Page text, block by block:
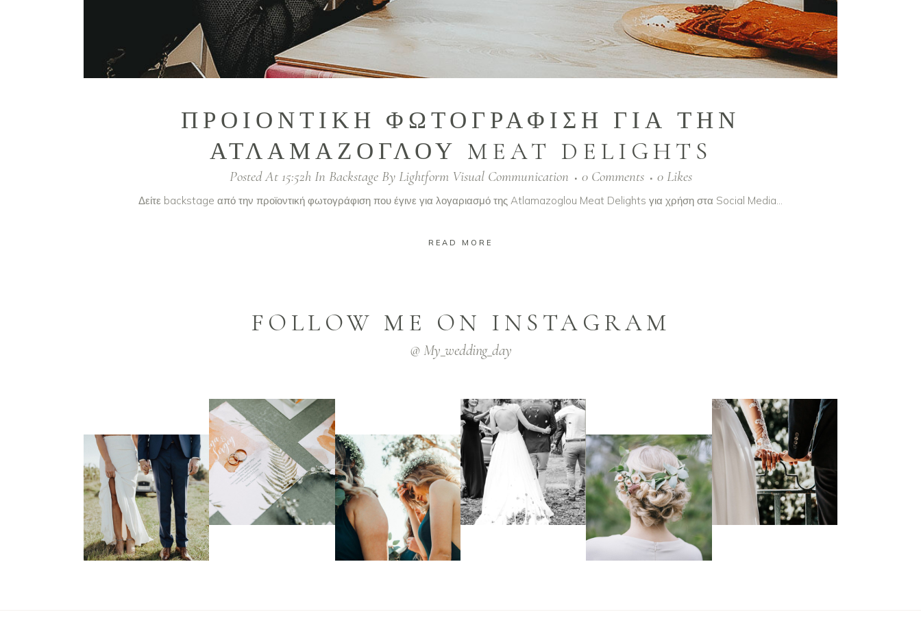
ΠΡΟΙΟΝΤΙΚΗ ΦΩΤΟΓΡΑΦΙΣΗ ΓΙΑ ΤΗΝ
ΑΤΛΑΜΑΖΟΓΛΟΥ MEAT DELIGHTS
Posted At 15:52hIn Backstage By Lightform Visual Communication 0 Comments 0 Likes
Δείτε backstage από την προϊοντική φωτογράφιση που έγινε για λογαριασμό της Atlamazoglou Meat Delights για χρήση στα Social Media...
READ MORE
FOLLOW ME ON INSTAGRAM
@ My_wedding_day